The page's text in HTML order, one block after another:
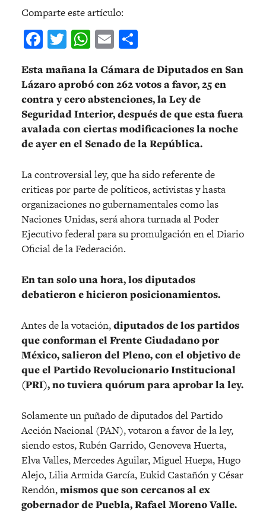
Comparte este artículo:
Facebook
Twitter
WhatsApp
Email
Esta mañana la Cámara de Diputados en San
Lázaro aprobó con 262 votos a favor, 25 en
contra y cero abstenciones, la Ley de
Seguridad Interior, después de que esta fuera
avalada con ciertas modificaciones la noche
de ayer en el Senado de la República.
La controversial ley, que ha sido referente de
criticas por parte de políticos, activistas y hasta
organizaciones no gubernamentales como las
Naciones Unidas, será ahora turnada al Poder
Ejecutivo federal para su promulgación en el Diario
Oficial de la Federación.
En tan solo una hora, los diputados
debatieron e hicieron posicionamientos.
Antes de la votación,diputados de los partidos
que conforman el Frente Ciudadano por
México, salieron del Pleno, con el objetivo de
que el Partido Revolucionario Institucional
(PRI), no tuviera quórum para aprobar la ley.
Solamente un puñado de diputados del Partido
Acción Nacional (PAN), votaron a favor de la ley,
siendo estos, Rubén Garrido, Genoveva Huerta,
Elva Valles, Mercedes Aguilar, Miguel Huepa, Hugo
Alejo, Lilia Armida García, Eukid Castañón y César
Rendón,mismos que son cercanos al ex
gobernador de Puebla, Rafael Moreno Valle.